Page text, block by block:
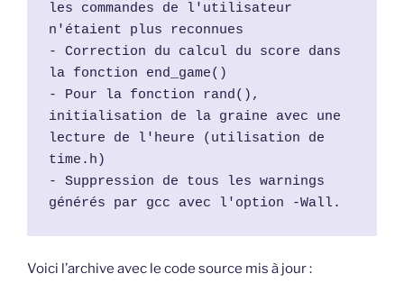
les commandes de l'utilisateur
n'étaient plus reconnues
- Correction du calcul du score dans
la fonction end_game()
- Pour la fonction rand(),
initialisation de la graine avec une
lecture de l'heure (utilisation de
time.h)
- Suppression de tous les warnings
générés par gcc avec l'option -Wall.
Voici l’archive avec le code source mis à jour :